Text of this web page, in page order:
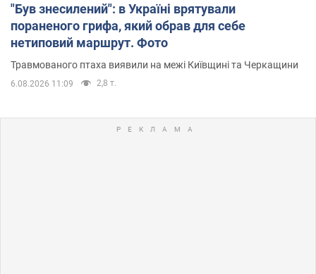
"Був знесилений": в Україні врятували
пораненого грифа, який обрав для себе
нетиповий маршрут. Фото
Травмованого птаха виявили на межі Київщині та Черкащини
6.08.2026 11:09 2,8 т.